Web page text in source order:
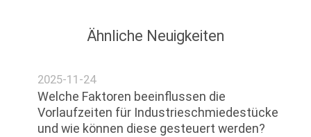
Ähnliche Neuigkeiten
2025-11-24
Welche Faktoren beeinflussen die
Vorlaufzeiten für Industrieschmiedestücke
und wie können diese gesteuert werden?​​